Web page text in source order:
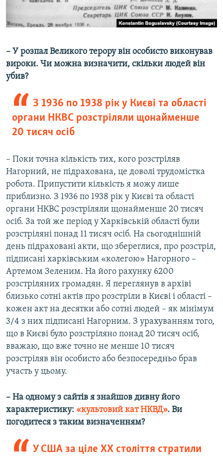
– У розпал Великого терору він особисто виконував
вироки. Чи можна визначити, скільки людей він
убив?
З 1936 по 1938 рік у Києві та області
органи НКВС розстріляли щонайменше
20 тисяч осіб
– Поки точна кількість тих, кого розстріляв
Нагорний, не підрахована, це доволі трудомістка
робота. Припустити кількість я можу лише
приблизно. З 1936 по 1938 рік у Києві та області
органи НКВС розстріляли щонайменше 20 тисяч
осіб. За той же період у Харківській області були
розстріляні понад 11 тисяч осіб. На сьогоднішній
день підраховані акти, що збереглися, про розстріл,
підписані харківським «колегою» Нагорного –
Артемом Зеленим. На його рахунку 6200
розстріляних громадян. Я переглянув в архіві
близько сотні актів про розстріли в Києві і області –
кожен акт на десятки або сотні людей – як мінімум
3/4 з них підписані Нагорним. З урахуванням того,
що в Києві було розстріляно понад 20 тисяч осіб,
вважаю, що вже точно не менше 10 тисяч
розстріляв він особисто або безпосередньо брав
участь у цьому.
– На одному з сайтів я знайшов дивну його
характеристику: «культовий кат НКВД». Ви
погодитеся з таким визначенням?
У США за ціле XX століття стратили